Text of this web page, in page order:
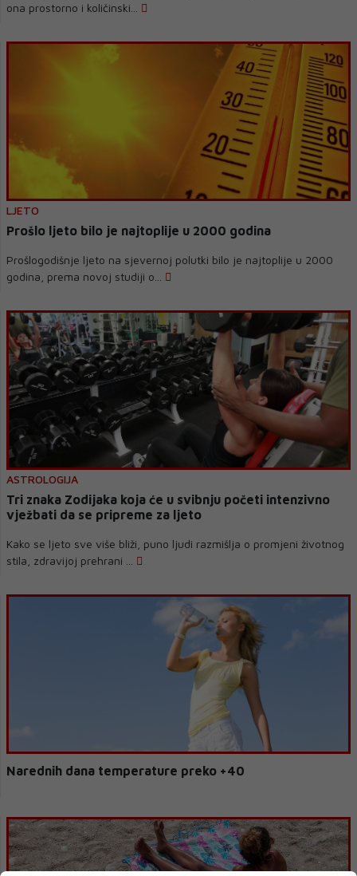
ona prostorno i količinski...
LJETO
Prošlo ljeto bilo je najtoplije u 2000 godina
Prošlogodišnje ljeto na sjevernoj polutki bilo je najtoplije u 2000
godina, prema novoj studiji o...
ASTROLOGIJA
Tri znaka Zodijaka koja će u svibnju početi intenzivno
vježbati da se pripreme za ljeto
Kako se ljeto sve više bliži, puno ljudi razmišlja o promjeni životnog
stila, zdravijoj prehrani ...
Narednih dana temperature preko +40